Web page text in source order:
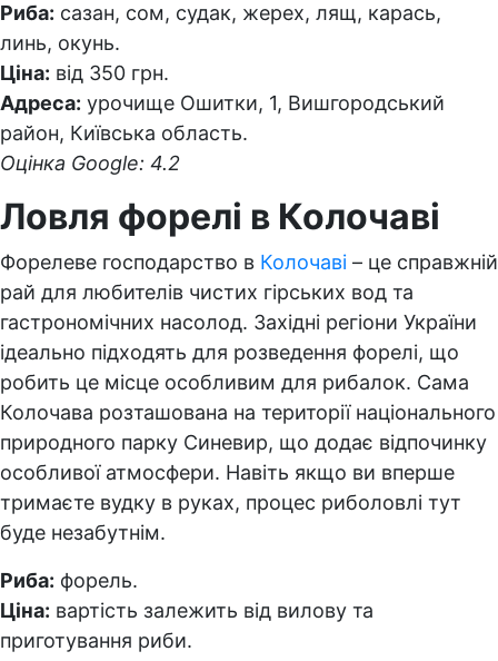
Риба: сазан, сом, судак, жерех, лящ, карась,
линь, окунь.
Ціна: від 350 грн.
Адреса: урочище Ошитки, 1, Вишгородський
район, Київська область.
Оцінка Google: 4.2
Ловля форелі в Колочаві
Форелеве господарство в Колочаві – це справжній
рай для любителів чистих гірських вод та
гастрономічних насолод. Західні регіони України
ідеально підходять для розведення форелі, що
робить це місце особливим для рибалок. Сама
Колочава розташована на території національного
природного парку Синевир, що додає відпочинку
особливої атмосфери. Навіть якщо ви вперше
тримаєте вудку в руках, процес риболовлі тут
буде незабутнім.
Риба: форель.
Ціна: вартість залежить від вилову та
приготування риби.